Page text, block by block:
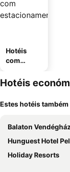
Hotéis
com
mento
Hotéis
Estes hotéis
Balaton
Hunguest Hotel
Holiday Resorts